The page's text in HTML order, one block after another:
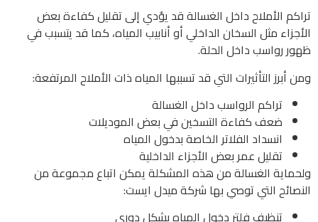
تراكم الأملاح داخل الغسالة قد يؤدي إلى تقليل كفاءة بعض
الأجزاء مثل السخان الداخلي أو أنابيب المياه، كما قد يتسبب في
ظهور رواسب داخل الحلة.
ومن أبرز التأثيرات التي قد تسببها المياه ذات الأملاح المرتفعة:
تراكم الرواسب داخل الغسالة
ضعف كفاءة التسخين في بعض الموديلات
انسداد الفلاتر الخاصة بدخول المياه
تقليل عمر بعض الأجزاء الداخلية
ولحماية الغسالة من هذه المشكلة يمكن اتباع مجموعة من
النصائح التي توصي بها شركة ميدل ايست:
تنظيف فلتر دخول المياه بشكل دوري